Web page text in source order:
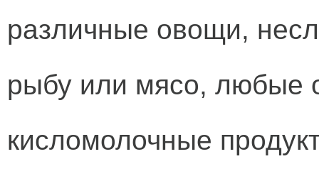
различные овощи,
рыбу или мясо, любые
кисломолочные